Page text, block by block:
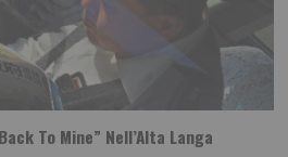
To Mine” Nell’Alta Langa